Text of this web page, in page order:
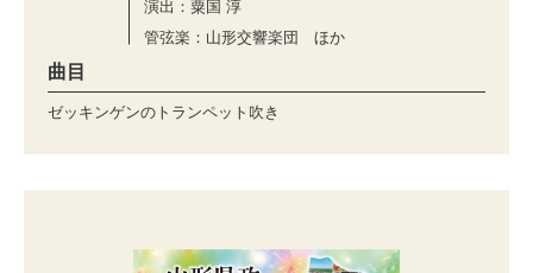
演出：粟国 淳
管弦楽：山形交響楽団 ほか
曲目
ゼッキンゲンのトランペット吹き